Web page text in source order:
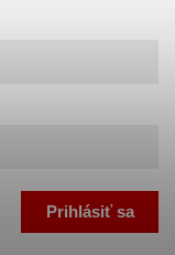
Prihlásiť sa